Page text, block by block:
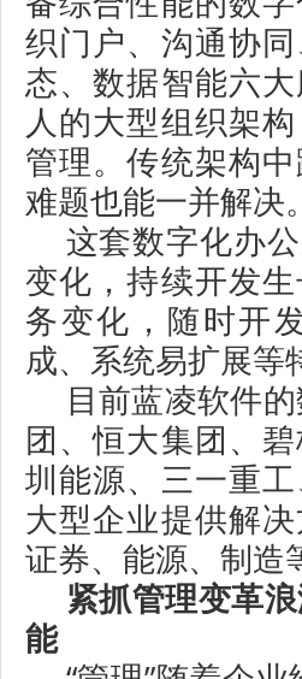
织门户、沟通协
态、数据智能六
人的大型组织架
管理。传统架构
难题也能一并解决。
这套数字化办
变化，持续开发
务变化，随时开
成、系统易扩展等
目前蓝凌软件
团、恒大集团、
圳能源、三一重
大型企业提供解
证券、能源、制造
紧抓管理变革
能